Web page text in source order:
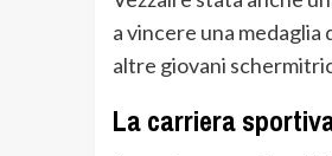
a vincere una medaglia
altre giovani
La carriera